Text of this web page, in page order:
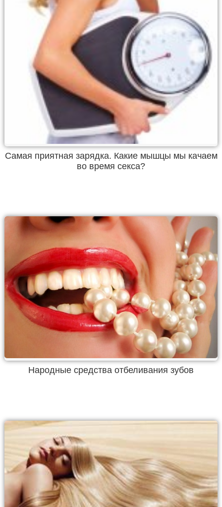
Самая приятная зарядка. Какие мышцы мы качаем
во время секса?
Народные средства отбеливания зубов